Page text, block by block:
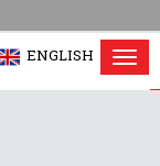
ENGLISH